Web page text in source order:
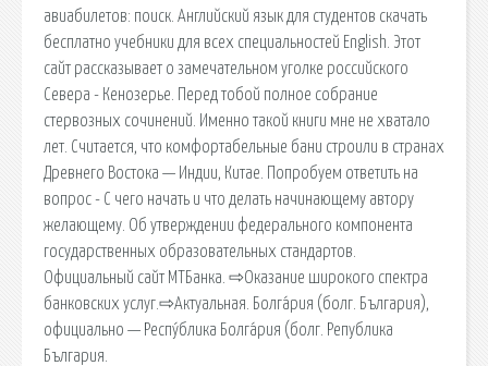
авиабилетов: поиск. Английский язык для студентов скачать
бесплатно учебники для всех специальностей English. Этот
сайт рассказывает о замечательном уголке российского
Севера - Кенозерье. Перед тобой полное собрание
стервозных сочинений. Именно такой книги мне не хватало
лет. Считается, что комфортабельные бани строили в странах
Древнего Востока — Индии, Китае. Попробуем ответить на
вопрос - С чего начать и что делать начинающему автору
желающему. Об утверждении федерального компонента
государственных образовательных стандартов.
Официальный сайт МТБанка. ⇨Оказание широкого спектра
банковских услуг.⇨Актуальная. Болга́рия (болг. България),
официально — Респу́блика Болга́рия (болг. Република
България.